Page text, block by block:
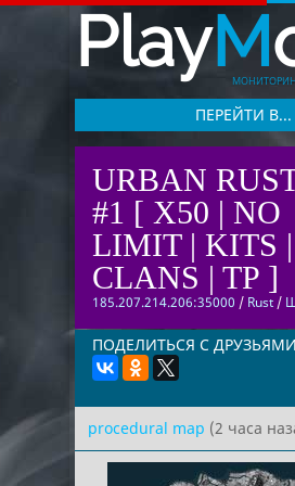
PlayM
ПЕРЕЙТИ В...
URBAN
#1 [ X50 | NO
LIMIT | KITS |
CLANS | TP ]
185.207.214.206:35000 / Rust /
ПОДЕЛИТЬСЯ С ДРУЗЬЯМИ
procedural map (2 часа